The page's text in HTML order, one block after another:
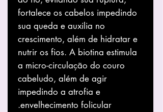
fortalece os cabelos impedindo
sua queda e auxilia no
crescimento, além de hidratar e
nutrir os fios. A biotina estimula
a micro-circulação do couro
cabeludo, além de agir
impedindo a atrofia e
envelhecimento folicular.